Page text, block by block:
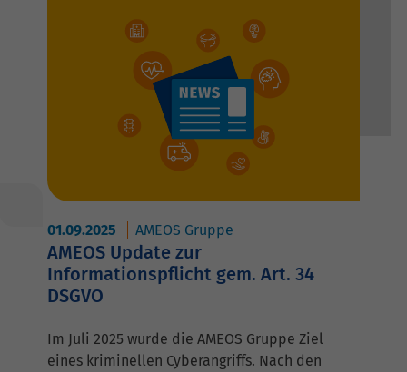
01.09.2025 AMEOS Gruppe
AMEOS Update zur
Informationspflicht gem. Art. 34
DSGVO
Im Juli 2025 wurde die AMEOS Gruppe Ziel
eines kriminellen Cyberangriffs. Nach den